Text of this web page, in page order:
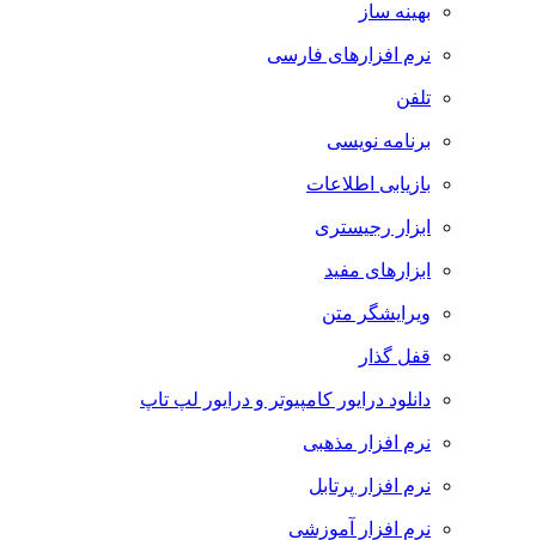
بهینه ساز
نرم افزارهای فارسی
تلفن
برنامه نویسی
بازیابی اطلاعات
ابزار رجیستری
ابزارهای مفید
ویرایشگر متن
قفل گذار
دانلود درایور کامپیوتر و درایور لپ تاپ
نرم افزار مذهبی
نرم افزار پرتابل
نرم افزار آموزشی